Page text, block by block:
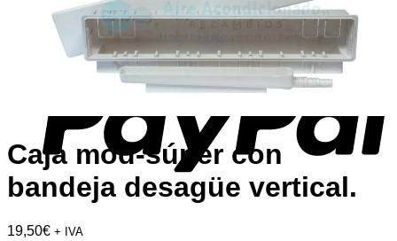
Caja mod-súper con
bandeja desagüe vertical.
19,50€ + IVA